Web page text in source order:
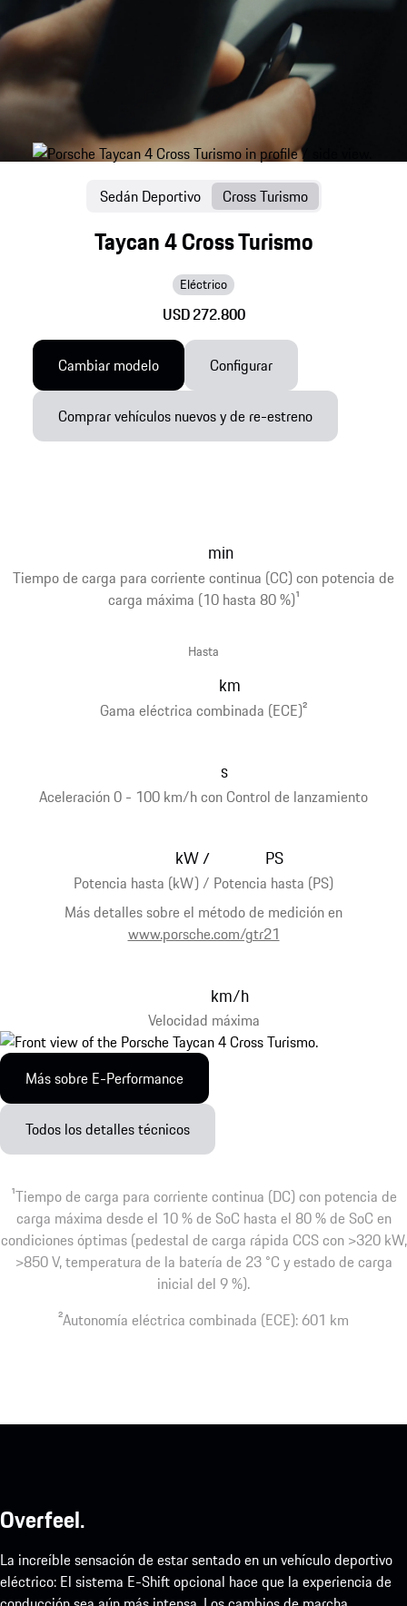
Taycan 4 Cross Turismo
Eléctrico
USD 272.800
Sedán Deportivo Cross Turismo
Cambiar modelo Configurar
Comprar vehículos nuevos y de re-estreno
Tiempo de carga para corriente continua (CC) con potencia de
carga máxima (10 hasta 80 %)1
min
Gama eléctrica combinada (ECE)2
Hasta
km
Aceleración 0 - 100 km/h con Control de lanzamiento
s
Potencia hasta (kW) / Potencia hasta (PS)
Más detalles sobre el método de medición en
www.porsche.com/gtr21
kW/ PS
Velocidad máxima
km/h
Más sobre E-Performance
Todos los detalles técnicos
1Tiempo de carga para corriente continua (DC) con potencia de
carga máxima desde el 10 % de SoC hasta el 80 % de SoC en
condiciones óptimas (pedestal de carga rápida CCS con >320 kW,
>850 V, temperatura de la batería de 23 °C y estado de carga
inicial del 9 %).
2Autonomía eléctrica combinada (ECE): 601 km
Overfeel.
La increíble sensación de estar sentado en un vehículo deportivo
eléctrico: El sistema E-Shift opcional hace que la experiencia de